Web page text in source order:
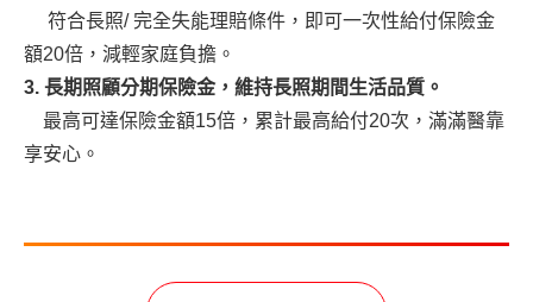
符合長照/ 完全失能理賠條件，即可一次性給付保險金
額20倍，減輕家庭負擔。
3. 長期照顧分期保險金，維持長照期間生活品質。
最高可達保險金額15倍，累計最高給付20次，滿滿醫靠
享安心。